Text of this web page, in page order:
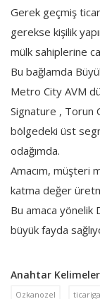
Gerek geçmiş
gerekse kişilik
mülk sahiplerine
Bu bağlamda
Metro City AVM
Signature , Torun
bölgedeki üst
odağımda.
Amacım, müşteri
katma değer
Bu amaca yönelik
büyük fayda
Anahtar Kelimeler
Ozkanozel